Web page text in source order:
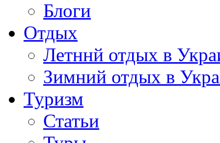
Блоги
Отдых
Летннй отдых в
Зимний отдых в
Туризм
Статьи